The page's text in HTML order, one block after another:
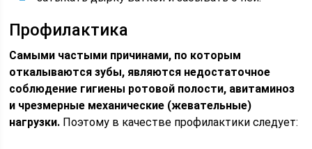
Профилактика
Самыми частыми причинами, по которым
откалываются зубы, являются недостаточное
соблюдение гигиены ротовой полости, авитаминоз
и чрезмерные механические (жевательные)
нагрузки. Поэтому в качестве профилактики следует: